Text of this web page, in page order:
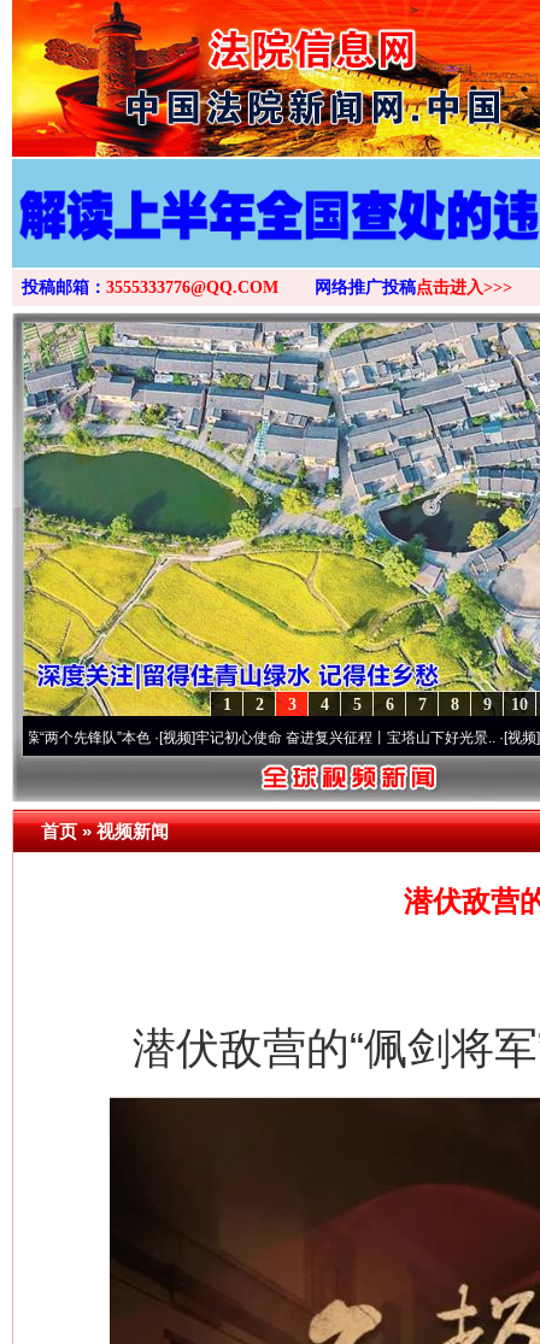
>
投稿邮箱： 3555333776@QQ.COM 网络推广投稿点击进入>>>
10
9
8
7
6
5
4
3
2
1
先锋队”本色·[视频]牢记初心使命 奋进复兴征程丨宝塔山下好光景..·[视频]因党而生
首页»视频新闻
潜伏敌营
潜伏敌营的“佩剑将军